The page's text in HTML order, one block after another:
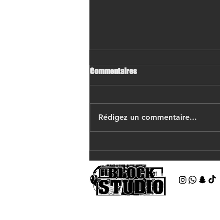
Commentaires
Rédigez un commentaire...